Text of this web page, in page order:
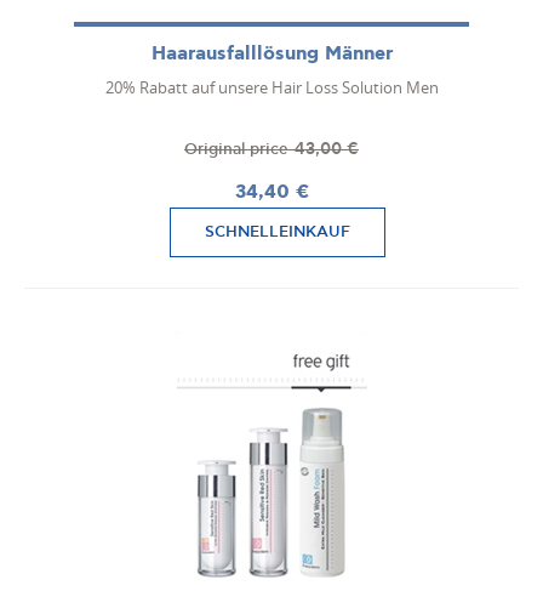
Haarausfalllösung Männer
20% Rabatt auf unsere Hair Loss Solution Men
Original price43,00 €
34,40 €
SCHNELLEINKAUF